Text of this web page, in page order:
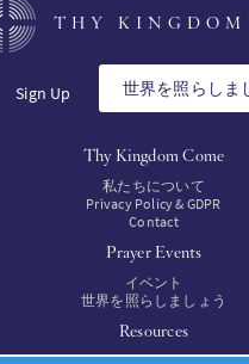
THY KINGDOM
Sign Up 世界を照らしま
Thy Kingdom Come
私たちについて
Privacy Policy & GDPR
Contact
Prayer Events
イベント
世界を照らしましょう
Resources